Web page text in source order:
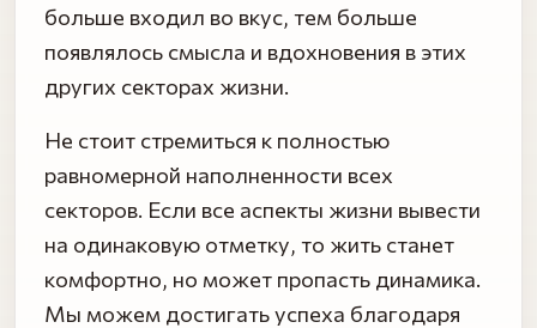
больше входил во вкус, тем больше
появлялось смысла и вдохновения в этих
других секторах жизни.
Не стоит стремиться к полностью
равномерной наполненности всех
секторов. Если все аспекты жизни вывести
на одинаковую отметку, то жить станет
комфортно, но может пропасть динамика.
Мы можем достигать успеха благодаря